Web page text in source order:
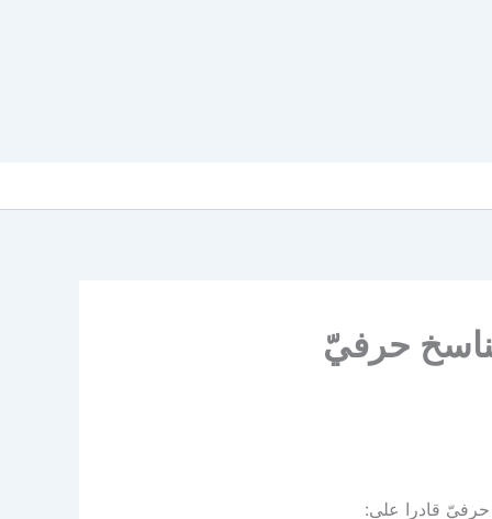
حرفيّ
حرفيّ قادرا على: